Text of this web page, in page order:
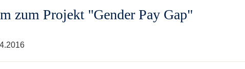
zum Projekt "Gender Pay Gap"